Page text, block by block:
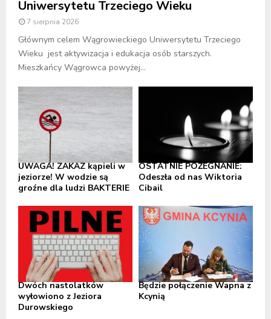
Uniwersytetu Trzeciego Wieku
7 sierpnia 2026
Głównym celem Wągrowieckiego Uniwersytetu Trzeciego
Wieku jest aktywizacja i edukacja osób starszych.
Mieszkańcy Wągrowca powyżej...
UWAGA! ZAKAZ kąpieli w
jeziorze! W wodzie są
groźne dla ludzi BAKTERIE
OSTATNIE POŻEGNANIE:
Odeszła od nas Wiktoria
Cibail
Dwóch nastolatków
wyłowiono z Jeziora
Durowskiego
Będzie połączenie Wapna z
Kcynią